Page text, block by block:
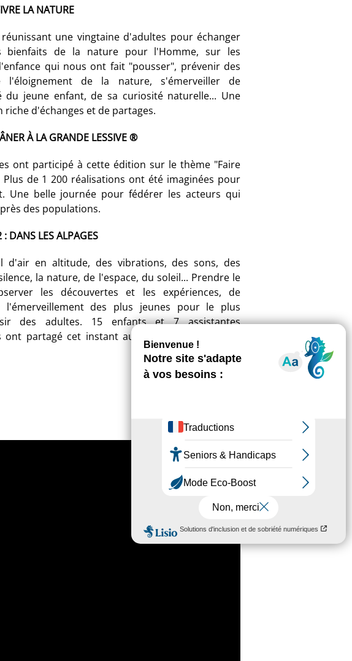
LA NATURE
une vingtaine d'adultes pour échanger
bienfaits de la nature pour l'Homme, sur les
qui nous ont fait "pousser", prévenir des
l'éloignement de la nature, s'émerveiller de
du jeune enfant, de sa curiosité naturelle... Une
riche d'échanges et de partages.
À LA GRANDE LESSIVE ®
ont participé à cette édition sur le thème "Faire
Plus de 1 200 réalisations ont été imaginées pour
Une belle journée pour fédérer les acteurs qui
des populations.
DANS LES ALPAGES
d'air en altitude, des vibrations, des sons, des
la nature, de l'espace, du soleil... Prendre le
les découvertes et les expériences, de
l'émerveillement des plus jeunes pour le plus
des adultes. 15 enfants et 7 assistantes
ont partagé cet instant autour d'un pique-nique